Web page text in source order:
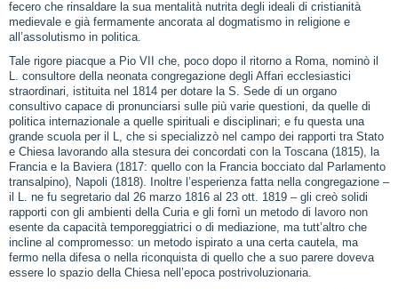
fecero che rinsaldare la sua mentalità nutrita degli ideali di cristianità
medievale e già fermamente ancorata al dogmatismo in religione e
all’assolutismo in politica.
Tale rigore piacque a Pio VII che, poco dopo il ritorno a Roma, nominò il
L. consultore della neonata congregazione degli Affari ecclesiastici
straordinari, istituita nel 1814 per dotare la S. Sede di un organo
consultivo capace di pronunciarsi sulle più varie questioni, da quelle di
politica internazionale a quelle spirituali e disciplinari; e fu questa una
grande scuola per il L, che si specializzò nel campo dei rapporti tra Stato
e Chiesa lavorando alla stesura dei concordati con la Toscana (1815), la
Francia e la Baviera (1817: quello con la Francia bocciato dal Parlamento
transalpino), Napoli (1818). Inoltre l’esperienza fatta nella congregazione –
il L. ne fu segretario dal 26 marzo 1816 al 23 ott. 1819 – gli creò solidi
rapporti con gli ambienti della Curia e gli fornì un metodo di lavoro non
esente da capacità temporeggiatrici o di mediazione, ma tutt’altro che
incline al compromesso: un metodo ispirato a una certa cautela, ma
fermo nella difesa o nella riconquista di quello che a suo parere doveva
essere lo spazio della Chiesa nell’epoca postrivoluzionaria.